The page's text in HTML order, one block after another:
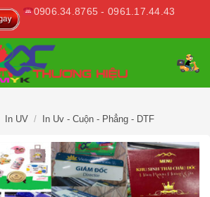
0906.34.8765 - 0961.17.44.43
In UV / In Uv - Cuộn - Phẳng - DTF